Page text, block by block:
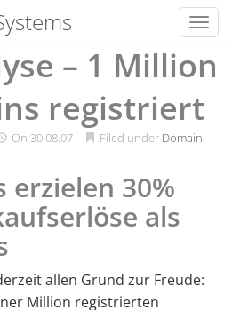
– 1 Million
registriert
On 30.08.07 Filed under Domain
erzielen 30%
als
allen Grund zur Freude:
Million registrierten